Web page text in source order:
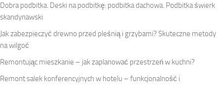
Dobra podbitka. Deski na podbitkę: podbitka dachowa. Podbitka świerk
skandynawski
Jak zabezpieczyć drewno przed pleśnią i grzybami? Skuteczne metody
na wilgoć
Remontując mieszkanie – jak zaplanować przestrzeń w kuchni?
Remont salek konferencyjnych w hotelu – funkcjonalność i